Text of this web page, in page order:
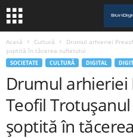
Acasă Cultură
Drumul arhieriei
șoptită în tăcerea sufletului
SOCIETATE CULTURĂ DIGITAL
Drumul
Teofil
șoptită în